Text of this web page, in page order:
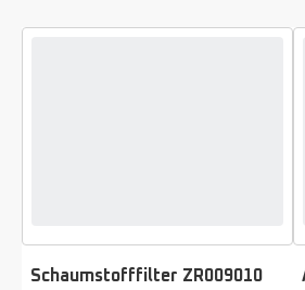
Schaumstofffilter ZR009010
Bewertung